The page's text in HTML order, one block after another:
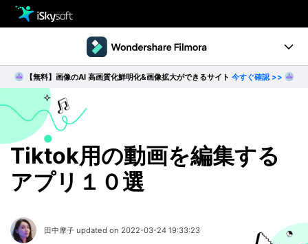
Utility
製品活用事例
ストア
ダウンロード
サポート
製品ページ
Filmstock
操作ガイド
動作環境
動画編集の基本とコツ
【無料】画像のAI 高画質化鮮明化&画像拡大ができるサイト 今すぐ確認 >>
Tiktok用の動画を編集する
アプリ１０選
田中摩子 updated on 2022-03-24 19:33:23